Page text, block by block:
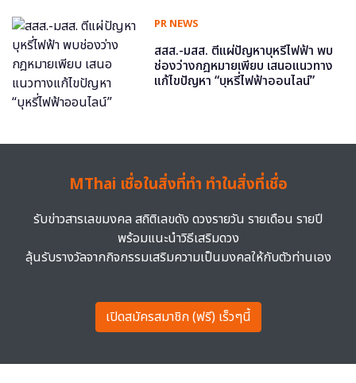
PR NEWS
สสส.-มสส. ตีแผ่ปัญหาบุหรี่ไฟฟ้า พบ
ช่องว่างกฎหมายเพียบ เสนอแนวทาง
แก้ไขปัญหา “บุหรี่ไฟฟ้าออนไลน์”
MThai เชื่อในสิ่งที่ทำ ทำในสิ่งที่เชื่อ
รับข่าวสารเลขมงคล สถิติเลขดัง ดวงรายวัน รายเดือน รายปี
พร้อมแนะนำวิธีเสริมดวง
ลุ้นรับรางวัลจากกิจกรรมเสริมความเป็นมงคลให้กับตัวท่านเอง
เปิดสมัครสมาชิก (ฟรี) เร็วๆนี้